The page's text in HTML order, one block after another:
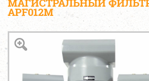
МАГИСТРАЛЬНЫЙ ФИЛЬТР
APF012M